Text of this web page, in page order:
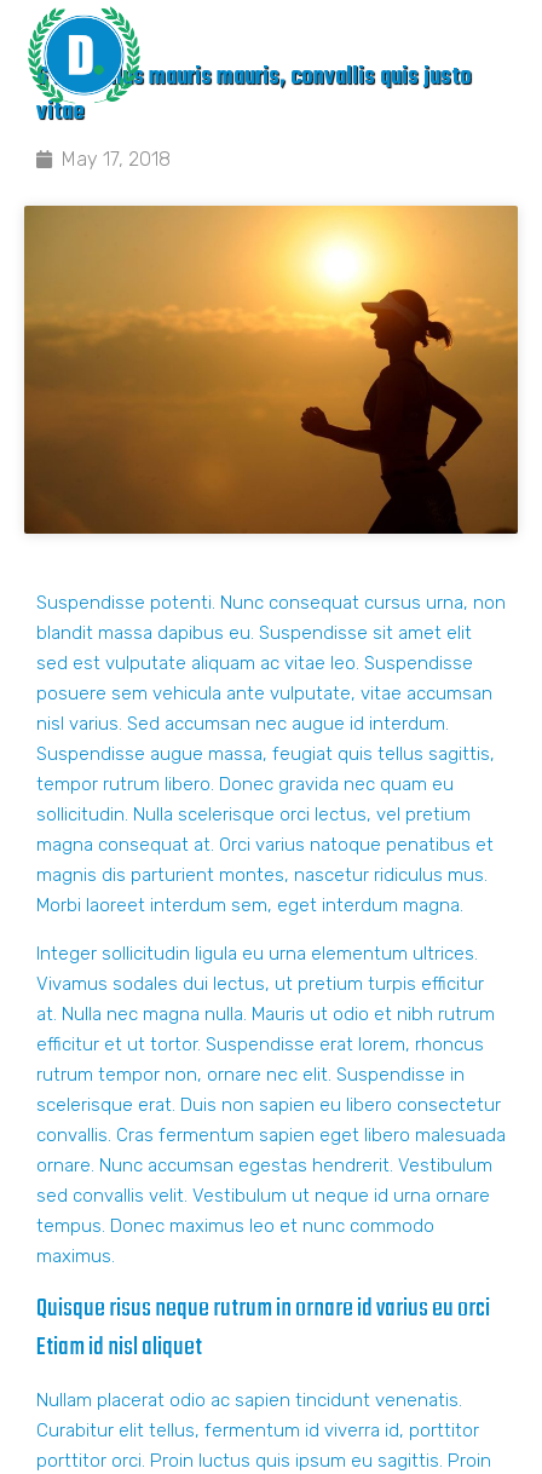
6 Phasellus mauris mauris, convallis quis justo
vitae
May 17, 2018
Suspendisse potenti. Nunc consequat cursus urna, non
blandit massa dapibus eu. Suspendisse sit amet elit
sed est vulputate aliquam ac vitae leo. Suspendisse
posuere sem vehicula ante vulputate, vitae accumsan
nisl varius. Sed accumsan nec augue id interdum.
Suspendisse augue massa, feugiat quis tellus sagittis,
tempor rutrum libero. Donec gravida nec quam eu
sollicitudin. Nulla scelerisque orci lectus, vel pretium
magna consequat at. Orci varius natoque penatibus et
magnis dis parturient montes, nascetur ridiculus mus.
Morbi laoreet interdum sem, eget interdum magna.
Integer sollicitudin ligula eu urna elementum ultrices.
Vivamus sodales dui lectus, ut pretium turpis efficitur
at. Nulla nec magna nulla. Mauris ut odio et nibh rutrum
efficitur et ut tortor. Suspendisse erat lorem, rhoncus
rutrum tempor non, ornare nec elit. Suspendisse in
scelerisque erat. Duis non sapien eu libero consectetur
convallis. Cras fermentum sapien eget libero malesuada
ornare. Nunc accumsan egestas hendrerit. Vestibulum
sed convallis velit. Vestibulum ut neque id urna ornare
tempus. Donec maximus leo et nunc commodo
maximus.
Quisque risus neque rutrum in ornare id varius eu orci
Etiam id nisl aliquet
Nullam placerat odio ac sapien tincidunt venenatis.
Curabitur elit tellus, fermentum id viverra id, porttitor
porttitor orci. Proin luctus quis ipsum eu sagittis. Proin